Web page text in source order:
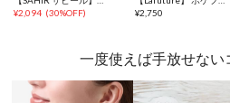
¥2,094 (30%OFF)
¥2,750
一度使えば手放せない